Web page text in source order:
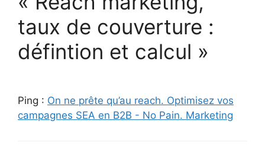
taux de couverture :
défintion et calcul »
Ping : On ne prête qu’au reach. Optimisez vos
campagnes SEA en B2B - No Pain. Marketing